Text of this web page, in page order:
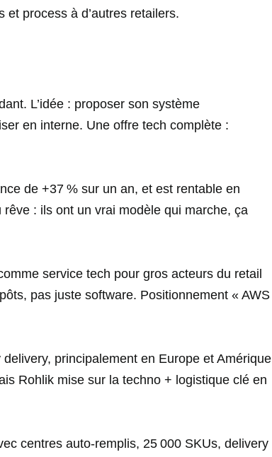
et process à d’autres retailers.
L’idée : proposer son système
en interne. Une offre tech complète :
de +37 % sur un an, et est rentable en
: ils ont un vrai modèle qui marche, ça
service tech pour gros acteurs du retail
pas juste software. Positionnement « AWS
principalement en Europe et Amérique
Rohlik mise sur la techno + logistique clé en
centres auto‑remplis, 25 000 SKUs, delivery